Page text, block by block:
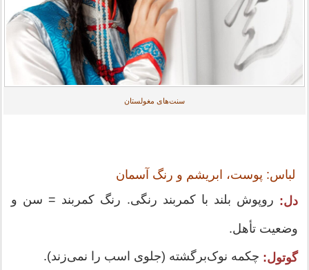
سنت‌های مغولستان
لباس: پوست، ابریشم و رنگ آسمان
دل: روپوش بلند با کمربند رنگی. رنگ کمربند = سن و
وضعیت تأهل.
گوتول: چکمه نوک‌برگشته (جلوی اسب را نمی‌زند).